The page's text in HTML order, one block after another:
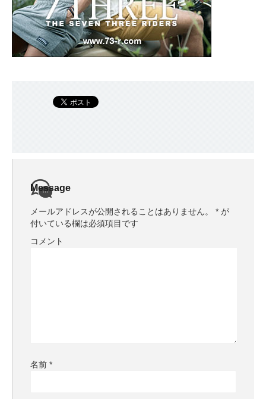
Message
メールアドレスが公開されることはありません。 * が
付いている欄は必須項目です
コメント
名前 *